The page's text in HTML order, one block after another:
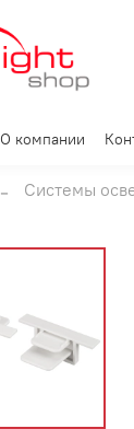
О компании
Системы